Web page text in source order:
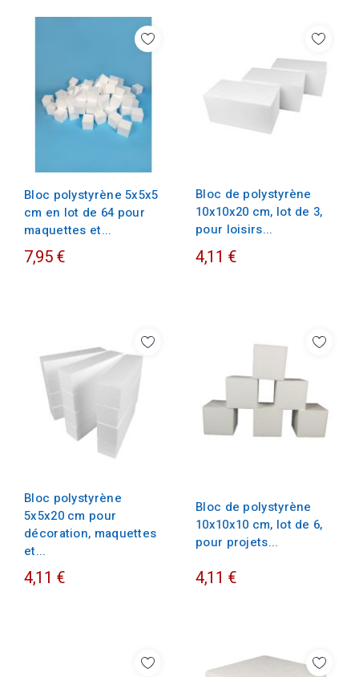
Bloc polystyrène 5x5x5
cm en lot de 64 pour
maquettes et...
7,95 €
Bloc de polystyrène
10x10x20 cm, lot de 3,
pour loisirs...
4,11 €
Bloc polystyrène
5x5x20 cm pour
décoration, maquettes
et...
4,11 €
Bloc de polystyrène
10x10x10 cm, lot de 6,
pour projets...
4,11 €